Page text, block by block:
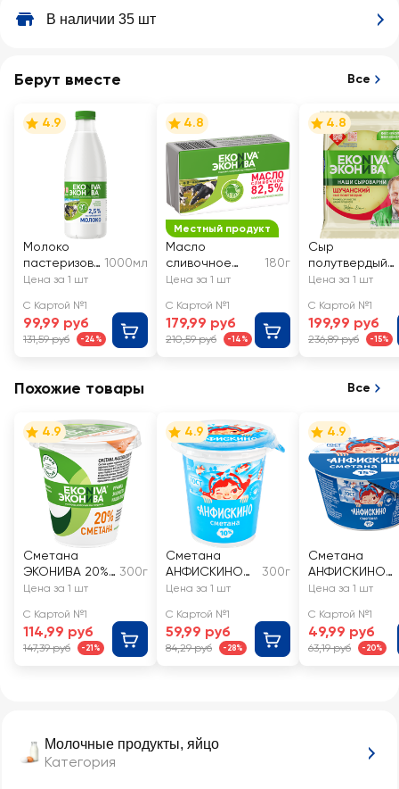
В наличии 35 шт
Молочные продукты, яйцо
Категория
Берут вместе Все
4.9
Молоко
пастеризов
анное
2,5%, без змж
1000мл
Цена за 1 шт
С Картой №1
99,99 руб
131,59 руб -24%
Местный продукт
4.8
Масло
сливочное
ЭКОНИВА
82,5%, без змж
180г
Цена за 1 шт
С Картой №1
179,99 руб
210,59 руб -14%
4.8
Сыр
полутвердый
ЭКОНИВА
50%, без змж
Цена за 1 шт
С Картой №1
199,99 руб
236,89 руб -15%
Похожие товары Все
4.9
Сметана
ЭКОНИВА 20%,
без змж
300г
Цена за 1 шт
С Картой №1
114,99 руб
147,39 руб -21%
4.9
Сметана
АНФИСКИНО
10%, без змж
300г
Цена за 1 шт
С Картой №1
59,99 руб
84,29 руб -28%
4.9
Сметана
АНФИСКИНО
15%, без змж
Цена за 1 шт
С Картой №1
49,99 руб
63,19 руб -20%